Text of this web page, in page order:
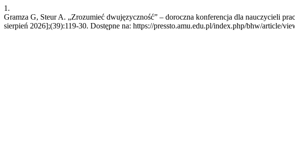
1.
Gramza G, Steur A. „Zrozumieć dwujęzyczność” – doroczna konferencja dla nauczycieli
sierpień 2026];(39):119-30. Dostępne na: https://pressto.amu.edu.pl/index.php/bhw/article/